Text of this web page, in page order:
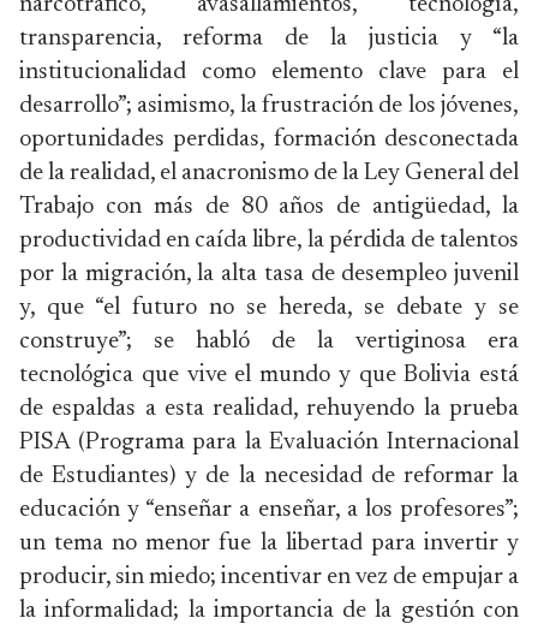
narcotráfico, avasallamientos, tecnología,
transparencia, reforma de la justicia y “la
institucionalidad como elemento clave para el
desarrollo”; asimismo, la frustración de los jóvenes,
oportunidades perdidas, formación desconectada
de la realidad, el anacronismo de la Ley General del
Trabajo con más de 80 años de antigüedad, la
productividad en caída libre, la pérdida de talentos
por la migración, la alta tasa de desempleo juvenil
y, que “el futuro no se hereda, se debate y se
construye”; se habló de la vertiginosa era
tecnológica que vive el mundo y que Bolivia está
de espaldas a esta realidad, rehuyendo la prueba
PISA (Programa para la Evaluación Internacional
de Estudiantes) y de la necesidad de reformar la
educación y “enseñar a enseñar, a los profesores”;
un tema no menor fue la libertad para invertir y
producir, sin miedo; incentivar en vez de empujar a
la informalidad; la importancia de la gestión con